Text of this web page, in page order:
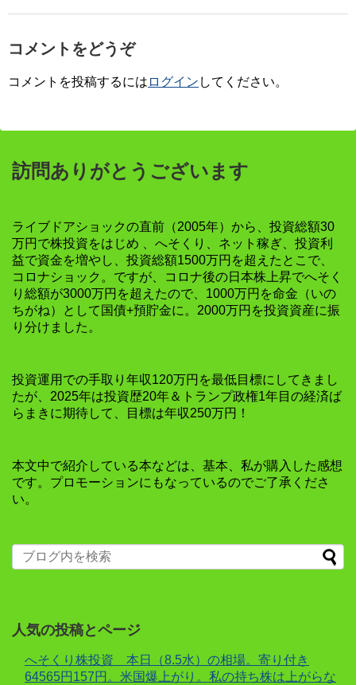
コメントをどうぞ
コメントを投稿するには ログイン してください。
訪問ありがとうございます
ライブドアショックの直前（2005年）から、投資総額30
万円で株投資をはじめ 、へそくり、ネット稼ぎ、投資利
益で資金を増やし、投資総額1500万円を超えたとこで、
コロナショック。ですが、コロナ後の日本株上昇でへそく
り総額が3000万円を超えたので、1000万円を命金（いの
ちがね）として国債+預貯金に。2000万円を投資資産に振
り分けました。
投資運用での手取り年収120万円を最低目標にしてきまし
たが、2025年は投資歴20年＆トランプ政権1年目の経済ば
らまきに期待して、目標は年収250万円！
本文中で紹介している本などは、基本、私が購入した感想
です。プロモーションにもなっているのでご了承くださ
い。
人気の投稿とページ
へそくり株投資 本日（8.5水）の相場。寄り付き
64565円157円。米国爆上がり。私の持ち株は上がらな